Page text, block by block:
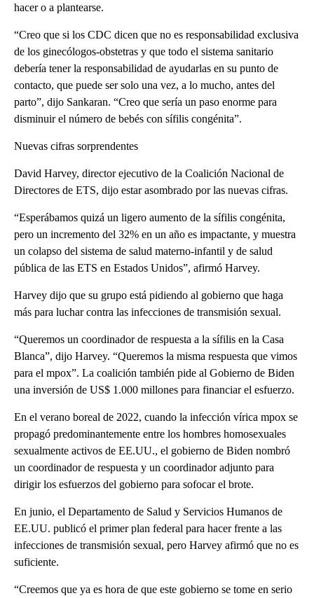
hacer o a plantearse.
“Creo que si los CDC dicen que no es responsabilidad exclusiva
de los ginecólogos-obstetras y que todo el sistema sanitario
debería tener la responsabilidad de ayudarlas en su punto de
contacto, que puede ser solo una vez, a lo mucho, antes del
parto”, dijo Sankaran. “Creo que sería un paso enorme para
disminuir el número de bebés con sífilis congénita”.
Nuevas cifras sorprendentes
David Harvey, director ejecutivo de la Coalición Nacional de
Directores de ETS, dijo estar asombrado por las nuevas cifras.
“Esperábamos quizá un ligero aumento de la sífilis congénita,
pero un incremento del 32% en un año es impactante, y muestra
un colapso del sistema de salud materno-infantil y de salud
pública de las ETS en Estados Unidos”, afirmó Harvey.
Harvey dijo que su grupo está pidiendo al gobierno que haga
más para luchar contra las infecciones de transmisión sexual.
“Queremos un coordinador de respuesta a la sífilis en la Casa
Blanca”, dijo Harvey. “Queremos la misma respuesta que vimos
para el mpox”. La coalición también pide al Gobierno de Biden
una inversión de US$ 1.000 millones para financiar el esfuerzo.
En el verano boreal de 2022, cuando la infección vírica mpox se
propagó predominantemente entre los hombres homosexuales
sexualmente activos de EE.UU., el gobierno de Biden nombró
un coordinador de respuesta y un coordinador adjunto para
dirigir los esfuerzos del gobierno para sofocar el brote.
En junio, el Departamento de Salud y Servicios Humanos de
EE.UU. publicó el primer plan federal para hacer frente a las
infecciones de transmisión sexual, pero Harvey afirmó que no es
suficiente.
“Creemos que ya es hora de que este gobierno se tome en serio